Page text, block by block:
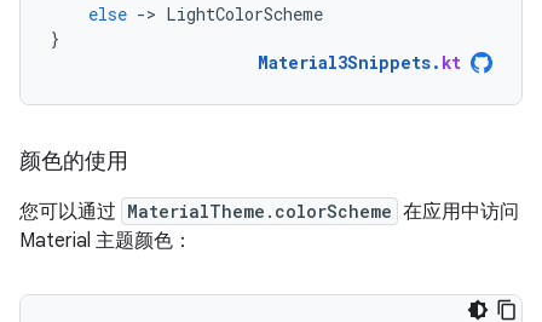
else -> LightColorScheme
}
Material3Snippets. kt
颜色的使用
您可以通过 MaterialTheme.colorScheme 在应用中访问
Material 主题颜色：